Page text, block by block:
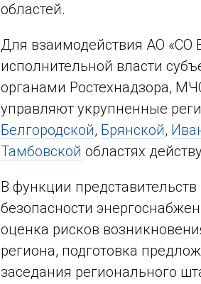
областей.
Для взаимодействия АО «СО
исполнительной власти
органами Ростехнадзора,
управляют укрупненные
Белгородской, Брянской,
Тамбовской областях
В функции
безопасности
оценка рисков
региона, подготовка
заседания регионального